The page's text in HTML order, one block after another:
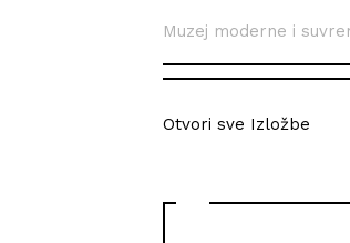
Muzej moderne i
Otvori sve Izložbe